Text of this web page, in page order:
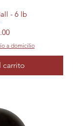
- 6 lb
a domicilio
carrito